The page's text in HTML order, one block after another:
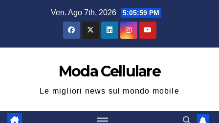
Ven. Ago 7th, 2026 5:06:00 PM
Moda Cellulare
Le migliori news sul mondo mobile